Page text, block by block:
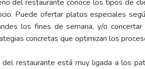
del restaurante conoce los tipos de
Puede ofertar platos especiales
los fines de semana, y/o
concretas que optimizan los
restaurante está muy ligada a los